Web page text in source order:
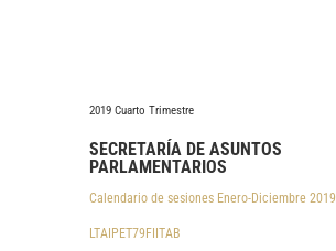
2019 Cuarto Trimestre
SECRETARÍA DE ASUNTOS
PARLAMENTARIOS
Calendario de sesiones Enero-Diciembre 2019
LTAIPET79FIITAB